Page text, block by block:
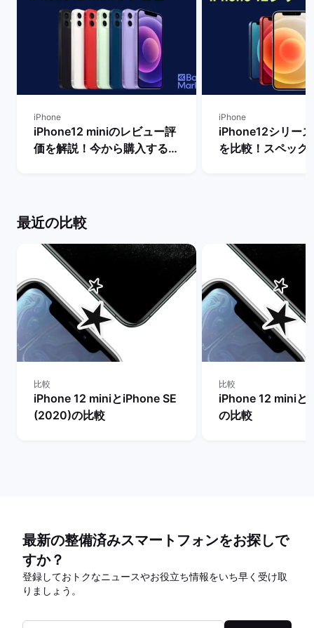
iPhone
iPhone12 miniのレビュー評
価を解説！今から購入するメ
iPhone
iPhone12シリー
を比較！スペック
最近の比較
比較
iPhone 12 miniとiPhone SE
(2020)の比較
比較
iPhone 12 miniと
の比較
最新の整備済みスマートフォンをお探しで
すか？
登録しておトクなニュースやお役立ち情報をいち早く受け取
りましょう。